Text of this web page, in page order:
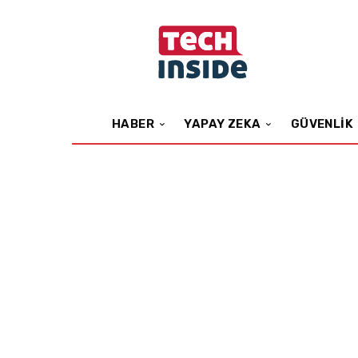
HABER YAPAY ZEKA GÜVENLIK